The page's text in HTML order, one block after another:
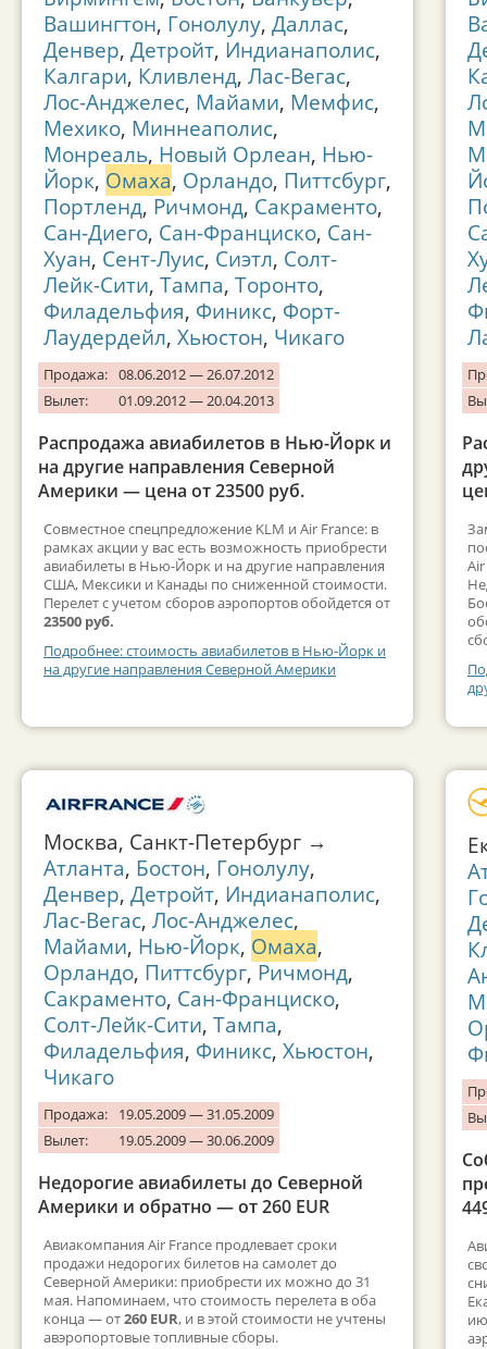
Вашингтон, Гонолулу, Даллас,
Денвер, Детройт, Индианаполис,
Калгари, Кливленд, Лас-Вегас,
Лос-Анджелес, Майами, Мемфис,
Мехико, Миннеаполис,
Монреаль, Новый Орлеан, Нью-
Йорк, Омаха, Орландо, Питтсбург,
Портленд, Ричмонд, Сакраменто,
Сан-Диего, Сан-Франциско, Сан-
Хуан, Сент-Луис, Сиэтл, Солт-
Лейк-Сити, Тампа, Торонто,
Филадельфия, Финикс, Форт-
Лаудердейл, Хьюстон, Чикаго
Продажа: 08.06.2012 — 26.07.2012
Вылет:
01.09.2012 — 20.04.2013
Распродажа авиабилетов в Нью-Йорк и
на другие направления Северной
Америки — цена от 23500 руб.
Совместное спецпредложение KLM и Air France: в
рамках акции у вас есть возможность приобрести
авиабилеты в Нью-Йорк и на другие направления
США, Мексики и Канады по сниженной стоимости.
Перелет с учетом сборов аэропортов обойдется от
23500 руб.
Подробнее: стоимость авиабилетов в Нью-Йорк и
на другие направления Северной Америки
Москва, Санкт-Петербург →
Атланта, Бостон, Гонолулу,
Денвер, Детройт, Индианаполис,
Лас-Вегас, Лос-Анджелес,
Майами, Нью-Йорк, Омаха,
Орландо, Питтсбург, Ричмонд,
Сакраменто, Сан-Франциско,
Солт-Лейк-Сити, Тампа,
Филадельфия, Финикс, Хьюстон,
Чикаго
Продажа:
19.05.2009 — 31.05.2009
Вылет:
19.05.2009 — 30.06.2009
Недорогие авиабилеты до Северной
Америки и обратно — от 260 EUR
Авиакомпания Air France продлевает сроки
продажи недорогих билетов на самолет до
Северной Америки: приобрести их можно до 31
мая. Напоминаем, что стоимость перелета в оба
конца — от260 EUR, и в этой стоимости не учтены
авэропортовые топливные сборы.